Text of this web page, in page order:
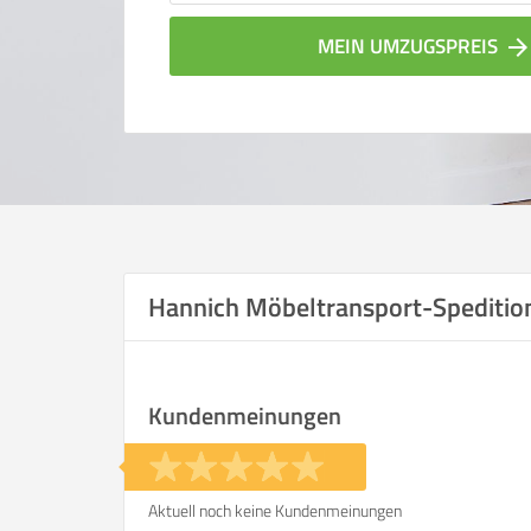
MEIN UMZUGSPREIS arrow_forward
Vergleichsergebnis
Ihre Angaben: am
Hannich Möbeltransport-
Kundenmeinungen
Aktuell noch keine Kundenmeinungen